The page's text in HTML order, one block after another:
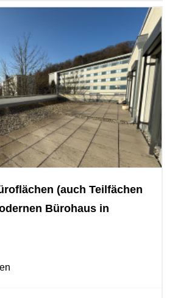
(auch Teilfächen
Bürohaus in